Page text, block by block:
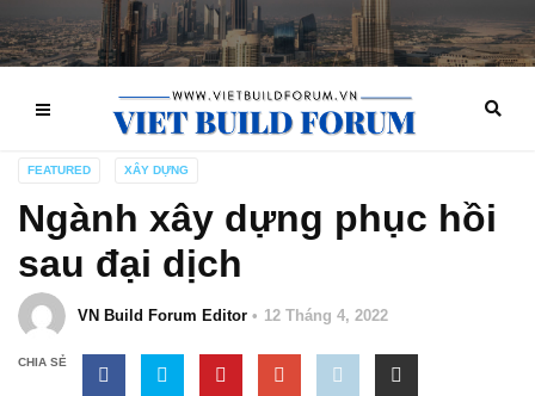
FEATURED XÂY DỰNG
Ngành xây dựng phục hồi
sau đại dịch
VN Build Forum Editor 12 Tháng 4, 2022
CHIA SẺ